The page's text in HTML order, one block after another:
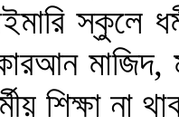
স্কুলে
শিক্ষা না